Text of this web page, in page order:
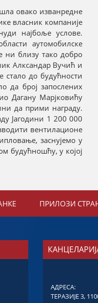
овако изванредне
власник компаније
најбоље услове.
аутомобилске
ни близу тако добро
Алксандар Вучић и
стало до будућности
да број запослених
Дагану Марјковићу
да прими награду.
Јагодини 1 200 000
вентилационе
заснујемо у
будућношћу, у којој
ПРИЛОЗИ
АДРЕСА:
ТЕРАЗИЈЕ 3,